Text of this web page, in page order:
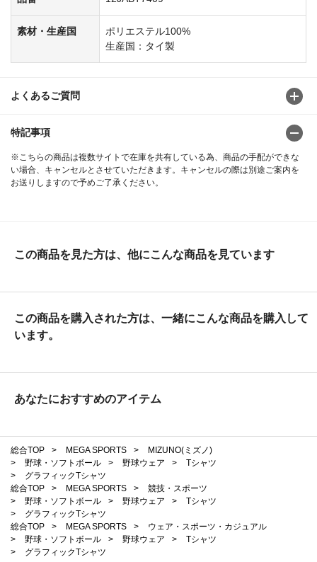
素材・生産国
ポリエステル100%
生産国：タイ製
よくあるご質問
特記事項
※こちらの商品は複数サイトで在庫を共有している為、商品の手配ができな
い場合、キャンセルとさせていただきます。キャンセルの際は別途ご案内を
お送りしますので予めご了承ください。
この商品を見た方は、他にこんな商品を見ています
この商品を購入された方は、一緒にこんな商品を購入して
います。
あなたにおすすめのアイテム
総合TOP > MEGA SPORTS >
MIZUNO(ミズノ)
>
野球・ソフトボール > 野球ウェア >
Tシャツ
>
グラフィックTシャツ
総合TOP
> MEGA SPORTS >
競技・スポーツ
>
野球・ソフトボール > 野球ウェア >
Tシャツ
>
グラフィックTシャツ
総合TOP
> MEGA SPORTS >
ウェア・スポーツ・カジュアル
>
野球・ソフトボール > 野球ウェア >
Tシャツ
>
グラフィックTシャツ